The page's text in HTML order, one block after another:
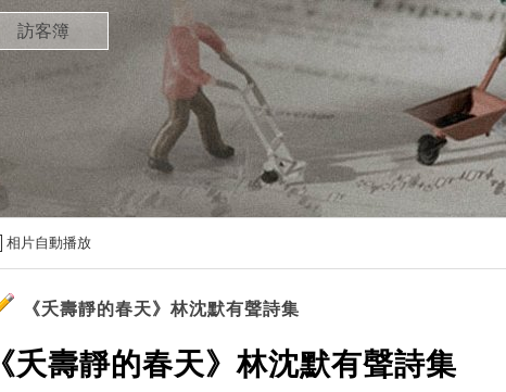
訪客簿
相片自動播放
《夭壽靜的春天》林沈默有聲詩集
《夭壽靜的春天》林沈默有聲詩集